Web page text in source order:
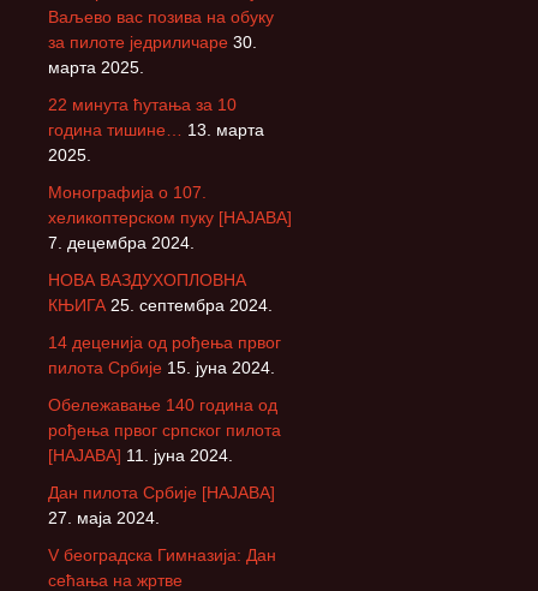
Ваљево вас позива на обуку
за пилоте једриличаре 30.
марта 2025.
22 минута ћутања за 10
година тишине…
13. марта
2025.
Монографија о 107.
хеликоптерском пуку [НАЈАВА]
7. децембра 2024.
НОВА ВАЗДУХОПЛОВНА
КЊИГА 25. септембра 2024.
14 деценија од рођења првог
пилота Србије 15. јуна 2024.
Обележавање 140 година од
рођења првог српског пилота
[НАЈАВА] 11. јуна 2024.
Дан пилота Србије [НАЈАВА]
27. маја 2024.
V београдска Гимназија: Дан
сећања на жртве